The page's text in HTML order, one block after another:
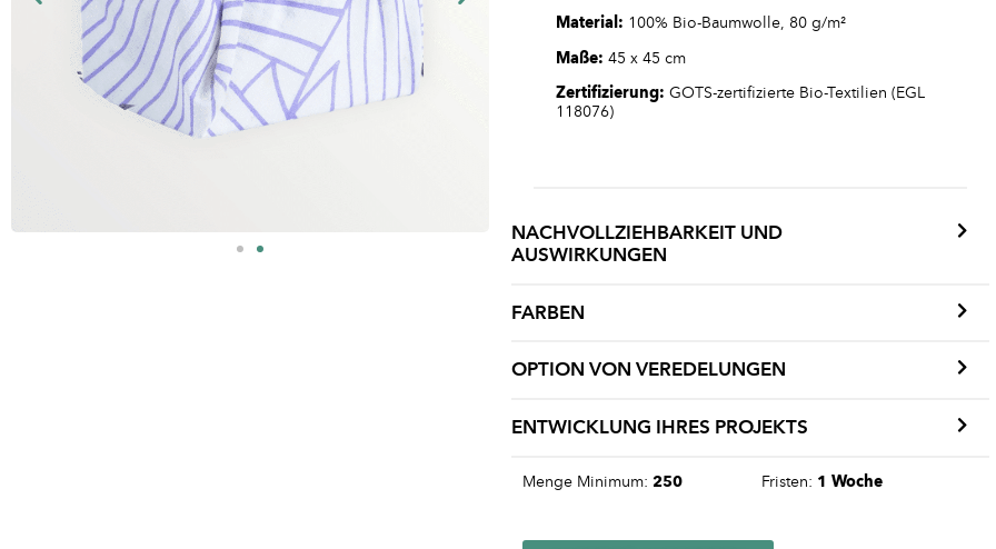
Material: 100% Bio-Baumwolle, 80 g/m²
Maße: 45 x 45 cm
Zertifizierung: GOTS-zertifizierte Bio-Textilien (EGL
118076)
NACHVOLLZIEHBARKEIT UND
AUSWIRKUNGEN
FARBEN
OPTION VON VEREDELUNGEN
ENTWICKLUNG IHRES PROJEKTS
Menge Minimum: 250 Fristen: 1 Woche